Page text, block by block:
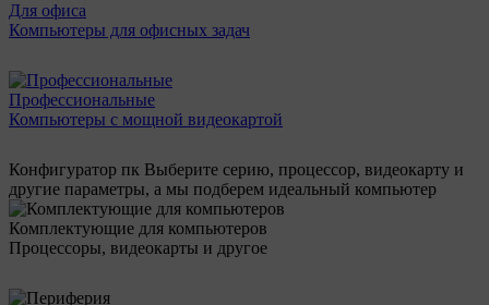
Для офиса
Компьютеры для офисных задач
Профессиональные
Компьютеры с мощной видеокартой
Конфигуратор пк Выберите серию, процессор, видеокарту и
другие параметры, а мы подберем идеальный компьютер
Комплектующие для компьютеров
Процессоры, видеокарты и другое